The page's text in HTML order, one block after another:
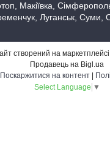
Макіївка,
Луганськ, Суми,
створений на маркетплейсі
Продавець на Bigl.ua
Поскаржитися на контент
Select Language ▼